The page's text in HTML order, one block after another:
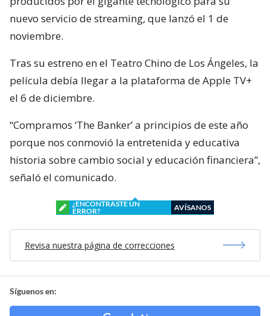
nuevo servicio de streaming, que lanzó el 1 de
noviembre.
Tras su estreno en el Teatro Chino de Los Ángeles, la
película debía llegar a la plataforma de Apple TV+
el 6 de diciembre.
“Compramos ‘The Banker’ a principios de este año
porque nos conmovió la entretenida y educativa
historia sobre cambio social y educación financiera”,
señaló el comunicado.
¿ENCONTRASTE UN
ERROR?
AVÍSANOS
Revisa nuestra página de correcciones
Síguenos en: